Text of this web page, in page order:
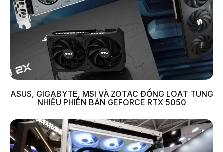
ASUS, GIGABYTE, MSI VÀ ZOTAC ĐỒNG LOẠT TUNG
NHIỀU PHIÊN BẢN GEFORCE RTX 5050